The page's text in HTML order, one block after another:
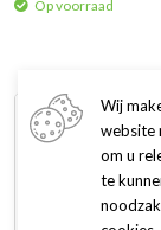
Op voorraad
Omschrijving
Landman Bot
bindweefsel
Wij
website
om u
te